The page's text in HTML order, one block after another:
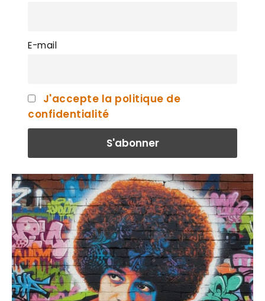
E-mail
J'accepte la politique de
confidentialité